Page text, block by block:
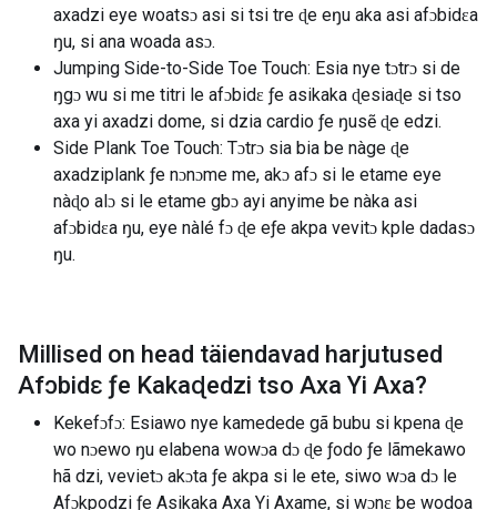
axadzi eye woatsɔ asi si tsi tre ɖe eŋu aka asi afɔbidɛa
ŋu, si ana woada asɔ.
Jumping Side-to-Side Toe Touch: Esia nye tɔtrɔ si de
ŋgɔ wu si me titri le afɔbidɛ ƒe asikaka ɖesiaɖe si tso
axa yi axadzi dome, si dzia cardio ƒe ŋusẽ ɖe edzi.
Side Plank Toe Touch: Tɔtrɔ sia bia be nàge ɖe
axadziplank ƒe nɔnɔme me, akɔ afɔ si le etame eye
nàɖo alɔ si le etame gbɔ ayi anyime be nàka asi
afɔbidɛa ŋu, eye nàlé fɔ ɖe eƒe akpa vevitɔ kple dadasɔ
ŋu.
Millised on head täiendavad harjutused
Afɔbidɛ ƒe Kakaɖedzi tso Axa Yi Axa?
Kekefɔfɔ: Esiawo nye kamedede gã bubu si kpena ɖe
wo nɔewo ŋu elabena wowɔa dɔ ɖe ƒodo ƒe lãmekawo
hã dzi, vevietɔ akɔta ƒe akpa si le ete, siwo wɔa dɔ le
Afɔkpodzi ƒe Asikaka Axa Yi Axame, si wɔnɛ be wodoa